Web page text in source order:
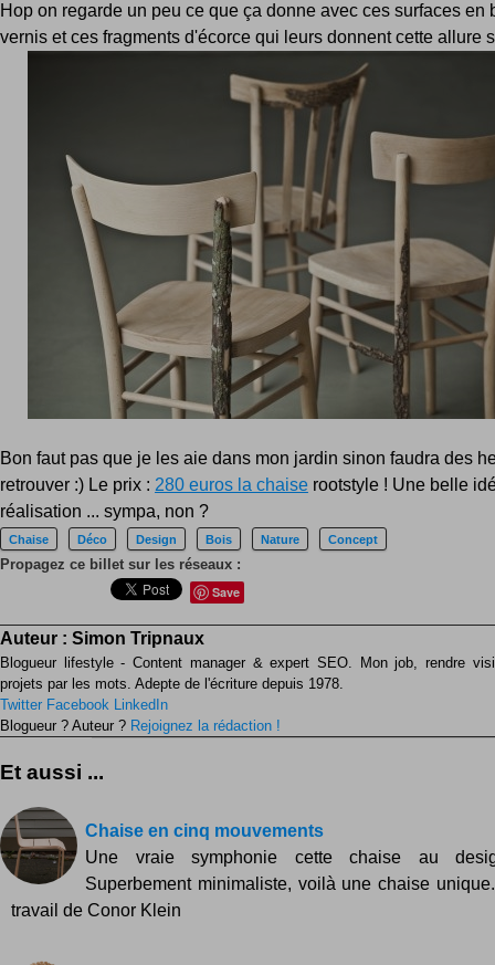
Hop on regarde un peu ce que ça donne avec ces surfaces en
vernis et ces fragments d'écorce qui leurs donnent cette allure
Bon faut pas que je les aie dans mon jardin sinon faudra des
retrouver :) Le prix : 280 euros la chaise rootstyle ! Une belle
réalisation ... sympa, non ?
Chaise Déco Design Bois Nature Concept
Propagez ce billet sur les réseaux :
Save
Auteur : Simon Tripnaux
Blogueur lifestyle - Content manager & expert SEO. Mon job, rendre
projets par les mots. Adepte de l'écriture depuis 1978.
Twitter Facebook LinkedIn
Blogueur ? Auteur ? Rejoignez la rédaction !
Et aussi ...
Chaise en cinq mouvements
Une vraie symphonie cette chaise au
Superbement minimaliste, voilà une chaise
travail de Conor Klein